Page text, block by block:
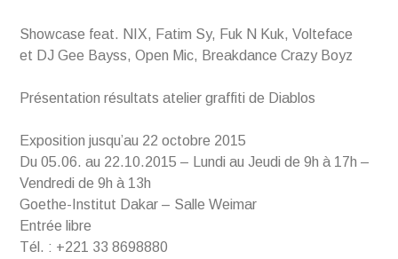
Showcase feat. NIX, Fatim Sy, Fuk N Kuk, Volteface
et DJ Gee Bayss, Open Mic, Breakdance Crazy Boyz
Présentation résultats atelier graffiti de Diablos
Exposition jusqu’au 22 octobre 2015
Du 05.06. au 22.10.2015 – Lundi au Jeudi de 9h à 17h –
Vendredi de 9h à 13h
Goethe-Institut Dakar – Salle Weimar
Entrée libre
Tél. : +221 33 8698880